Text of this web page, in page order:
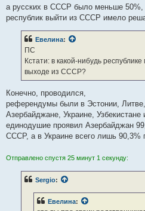
а русских в СССР было меньше 50%,
республик выйти из СССР имело
Евелина:
ПС
Кстати: в какой-нибудь
выходе из СССР?
Конечно, проводился,
референдумы были в Эстонии,
Азербайджане, Украине,
единодушие проявил Азербайджан
СССР, а в Украине всего лишь 90,3%
Отправлено спустя 25 минут 1 секунду:
Sergio:
Евелина: